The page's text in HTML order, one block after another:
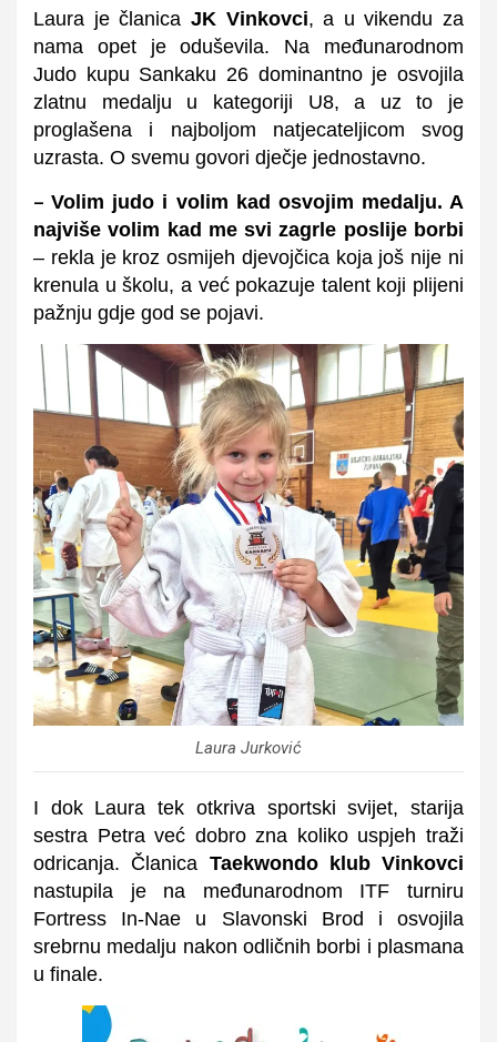
Laura je članica JK Vinkovci, a u vikendu za
nama opet je oduševila. Na međunarodnom
Judo kupu Sankaku 26 dominantno je osvojila
zlatnu medalju u kategoriji U8, a uz to je
proglašena i najboljom natjecateljicom svog
uzrasta. O svemu govori dječje jednostavno.
–Volim judo i volim kad osvojim medalju. A
najviše volim kad me svi zagrle poslije borbi
– rekla je kroz osmijeh djevojčica koja još nije ni
krenula u školu, a već pokazuje talent koji plijeni
pažnju gdje god se pojavi.
Laura Jurković
I dok Laura tek otkriva sportski svijet, starija
sestra Petra već dobro zna koliko uspjeh traži
odricanja. Članica Taekwondo klub Vinkovci
nastupila je na međunarodnom ITF turniru
Fortress In-Nae u Slavonski Brod i osvojila
srebrnu medalju nakon odličnih borbi i plasmana
u finale.